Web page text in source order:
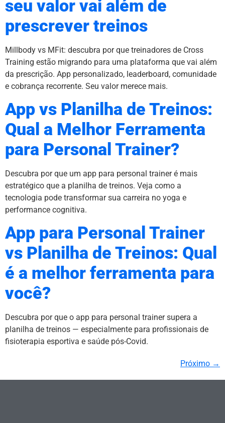
seu valor vai além de
prescrever treinos
Millbody vs MFit: descubra por que treinadores de Cross
Training estão migrando para uma plataforma que vai além
da prescrição. App personalizado, leaderboard, comunidade
e cobrança recorrente. Seu valor merece mais.
App vs Planilha de Treinos:
Qual a Melhor Ferramenta
para Personal Trainer?
Descubra por que um app para personal trainer é mais
estratégico que a planilha de treinos. Veja como a
tecnologia pode transformar sua carreira no yoga e
performance cognitiva.
App para Personal Trainer
vs Planilha de Treinos: Qual
é a melhor ferramenta para
você?
Descubra por que o app para personal trainer supera a
planilha de treinos — especialmente para profissionais de
fisioterapia esportiva e saúde pós-Covid.
Próximo →